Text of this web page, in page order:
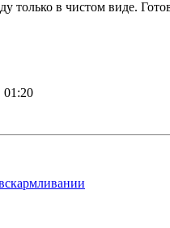
только в чистом виде.
01:20